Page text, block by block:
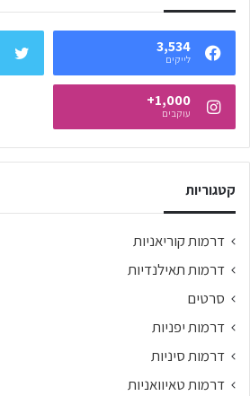
3,534
לייקים
1,000+
עוקבים
קטגוריות
דרמות קוריאניות
דרמות תאילנדיות
סרטים
דרמות יפניות
דרמות סיניות
דרמות טאיוואניות